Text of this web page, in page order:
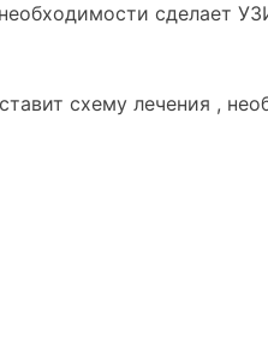
сделает
схему лечения ,